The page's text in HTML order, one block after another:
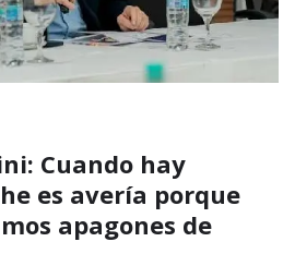
Cuando hay
es avería porque
apagones de